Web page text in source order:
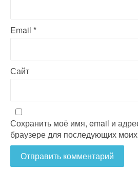
Email *
Сайт
Сохранить моё имя, email и
браузере для последующих